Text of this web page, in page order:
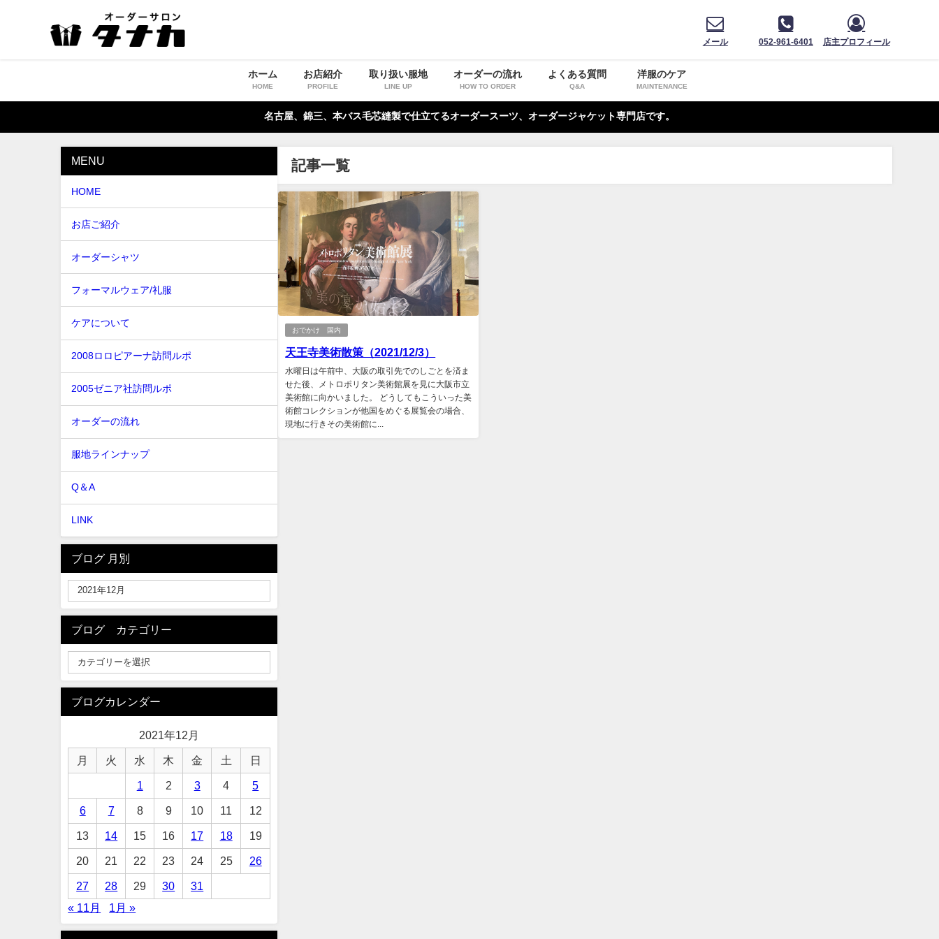
メール 052-961-6401 店主プロフィール
ホーム
HOME
お店紹介
PROFILE
取り扱い服地
LINE UP
オーダーの流れ
HOW TO ORDER
よくある質問
Q&A
洋服のケア
MAINTENANCE
名古屋、錦三、本バス毛芯縫製で仕立てるオーダースーツ、オーダージャケット専門店です。
記事一覧
おでかけ 国内
天王寺美術散策（2021/12/3）
水曜日は午前中、大阪の取引先でのしごとを済ま
せた後、メトロポリタン美術館展を見に大阪市立
美術館に向かいました。 どうしてもこういった美
術館コレクションが他国をめぐる展覧会の場合、
現地に行きその美術館に...
MENU
HOME
お店ご紹介
オーダーシャツ
フォーマルウェア/礼服
ケアについて
2008ロロピアーナ訪問ルポ
2005ゼニア社訪問ルポ
オーダーの流れ
服地ラインナップ
Q＆A
LINK
ブログ 月別
ブログ カテゴリー
ブログカレンダー
2021年12月
月 火 水 木 金 土 日
1 2 3 4 5
6 7 8 9 10 11 12
13 14 15 16 17 18 19
20 21 22 23 24 25 26
27 28 29 30
31
« 11月
1月 »